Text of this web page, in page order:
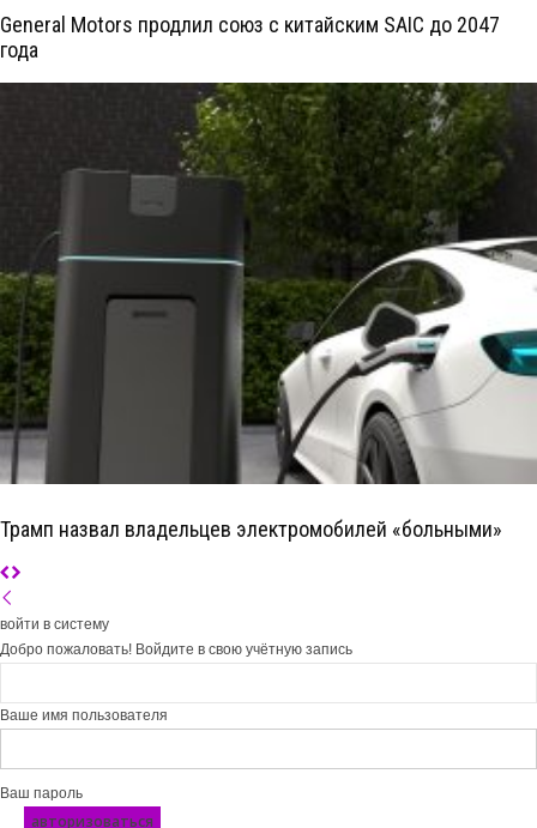
General Motors продлил союз с китайским SAIC до 2047
года
Трамп назвал владельцев электромобилей «больными»
войти в систему
Добро пожаловать! Войдите в свою учётную запись
Ваше имя пользователя
Ваш пароль